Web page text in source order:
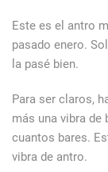
Este es el antro
pasado enero.
la pasé bien.
Para ser claros,
más una vibra de
cuantos bares.
vibra de antro.